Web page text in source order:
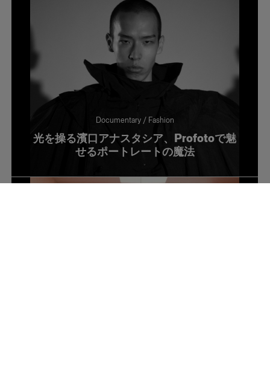
Documentary / Fashion
光を操る濱口アナスタシア、Profotoで魅
せるポートレートの魔法